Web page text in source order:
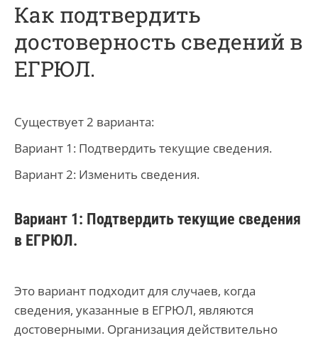
Как подтвердить
достоверность сведений в
ЕГРЮЛ.
Существует 2 варианта:
Вариант 1: Подтвердить текущие сведения.
Вариант 2: Изменить сведения.
Вариант 1: Подтвердить текущие сведения
в ЕГРЮЛ.
Это вариант подходит для случаев, когда
сведения, указанные в ЕГРЮЛ, являются
достоверными. Организация действительно